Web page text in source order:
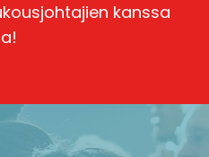
kanssa